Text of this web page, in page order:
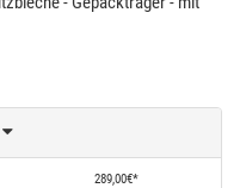
289,00€*